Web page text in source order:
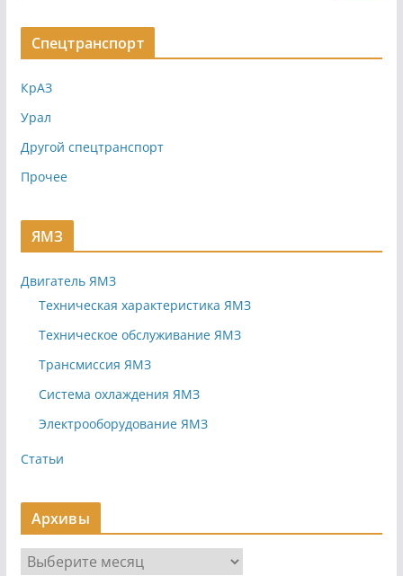
Спецтранспорт
КрАЗ
Урал
Другой спецтранспорт
Прочее
ЯМЗ
Двигатель ЯМЗ
Техническая характеристика ЯМЗ
Техническое обслуживание ЯМЗ
Трансмиссия ЯМЗ
Система охлаждения ЯМЗ
Электрооборудование ЯМЗ
Статьи
Архивы